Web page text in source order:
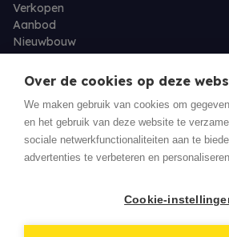
Verkopen
Aanbod
Nieuwbouw
Over ons
Contact
Eigenaarslogin
Over de cookies op deze
We maken gebruik van cookies om
en het gebruik van deze website te
sociale netwerkfunctionaliteiten aan te
advertenties te verbeteren en
Cookie-